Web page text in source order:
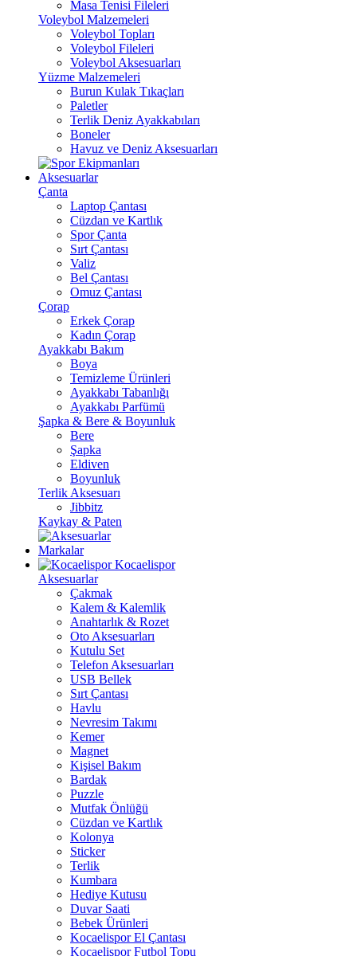
Masa Tenisi Fileleri
Voleybol Malzemeleri
Voleybol Topları
Voleybol Fileleri
Voleybol Aksesuarları
Yüzme Malzemeleri
Burun Kulak Tıkaçları
Paletler
Terlik Deniz Ayakkabıları
Boneler
Havuz ve Deniz Aksesuarları
Aksesuarlar
Çanta
Laptop Çantası
Cüzdan ve Kartlık
Spor Çanta
Sırt Çantası
Valiz
Bel Çantası
Omuz Çantası
Çorap
Erkek Çorap
Kadın Çorap
Ayakkabı Bakım
Boya
Temizleme Ürünleri
Ayakkabı Tabanlığı
Ayakkabı Parfümü
Şapka & Bere & Boyunluk
Bere
Şapka
Eldiven
Boyunluk
Terlik Aksesuarı
Jibbitz
Kaykay & Paten
Markalar
Kocaelispor
Aksesuarlar
Çakmak
Kalem & Kalemlik
Anahtarlık & Rozet
Oto Aksesuarları
Kutulu Set
Telefon Aksesuarları
USB Bellek
Sırt Çantası
Havlu
Nevresim Takımı
Kemer
Magnet
Kişisel Bakım
Bardak
Puzzle
Mutfak Önlüğü
Cüzdan ve Kartlık
Kolonya
Sticker
Terlik
Kumbara
Hediye Kutusu
Duvar Saati
Bebek Ürünleri
Kocaelispor El Çantası
Kocaelispor Futbol Topu